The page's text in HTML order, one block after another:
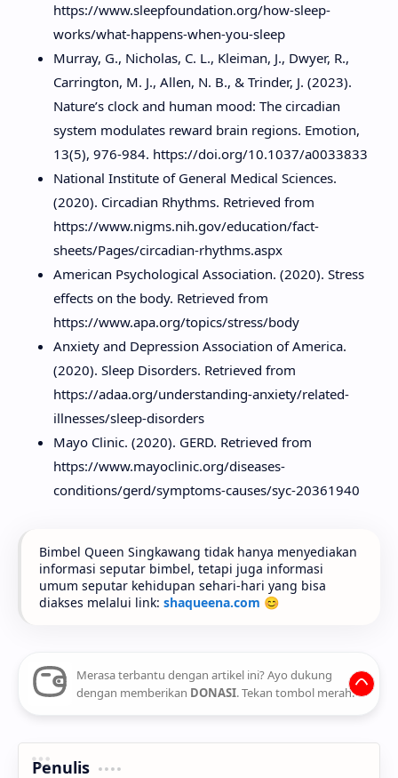
https://www.sleepfoundation.org/how-sleep-
works/what-happens-when-you-sleep
Murray, G., Nicholas, C. L., Kleiman, J., Dwyer, R.,
Carrington, M. J., Allen, N. B., & Trinder, J. (2023).
Nature’s clock and human mood: The circadian
system modulates reward brain regions. Emotion,
13(5), 976-984. https://doi.org/10.1037/a0033833
National Institute of General Medical Sciences.
(2020). Circadian Rhythms. Retrieved from
https://www.nigms.nih.gov/education/fact-
sheets/Pages/circadian-rhythms.aspx
American Psychological Association. (2020). Stress
effects on the body. Retrieved from
https://www.apa.org/topics/stress/body
Anxiety and Depression Association of America.
(2020). Sleep Disorders. Retrieved from
https://adaa.org/understanding-anxiety/related-
illnesses/sleep-disorders
Mayo Clinic. (2020). GERD. Retrieved from
https://www.mayoclinic.org/diseases-
conditions/gerd/symptoms-causes/syc-20361940
Bimbel Queen Singkawang tidak hanya menyediakan
informasi seputar bimbel, tetapi juga informasi
umum seputar kehidupan sehari-hari yang bisa
diakses melalui link: shaqueena.com 😊
Merasa terbantu dengan artikel ini? Ayo dukung
dengan memberikan DONASI. Tekan tombol merah.
Penulis